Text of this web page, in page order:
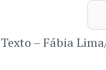
Texto – Fábia